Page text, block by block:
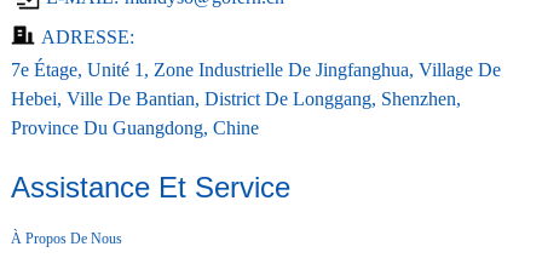
ADRESSE:
7e Étage, Unité 1, Zone Industrielle De Jingfanghua, Village De
Hebei, Ville De Bantian, District De Longgang, Shenzhen,
Province Du Guangdong, Chine
Assistance Et Service
À Propos De Nous